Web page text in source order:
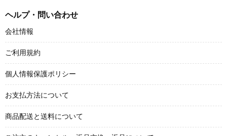
ヘルプ・問い合わせ
会社情報
ご利用規約
個人情報保護ポリシー
お支払方法について
商品配送と送料について